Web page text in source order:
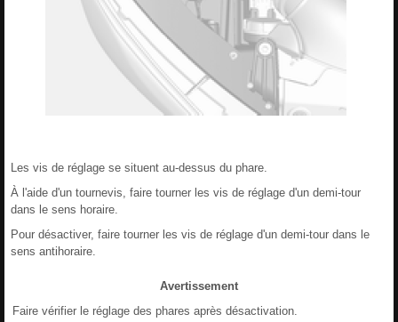
Les vis de réglage se situent au-dessus du phare.
À l'aide d'un tournevis, faire tourner les vis de réglage d'un demi-tour
dans le sens horaire.
Pour désactiver, faire tourner les vis de réglage d'un demi-tour dans le
sens antihoraire.
Avertissement
Faire vérifier le réglage des phares après désactivation.